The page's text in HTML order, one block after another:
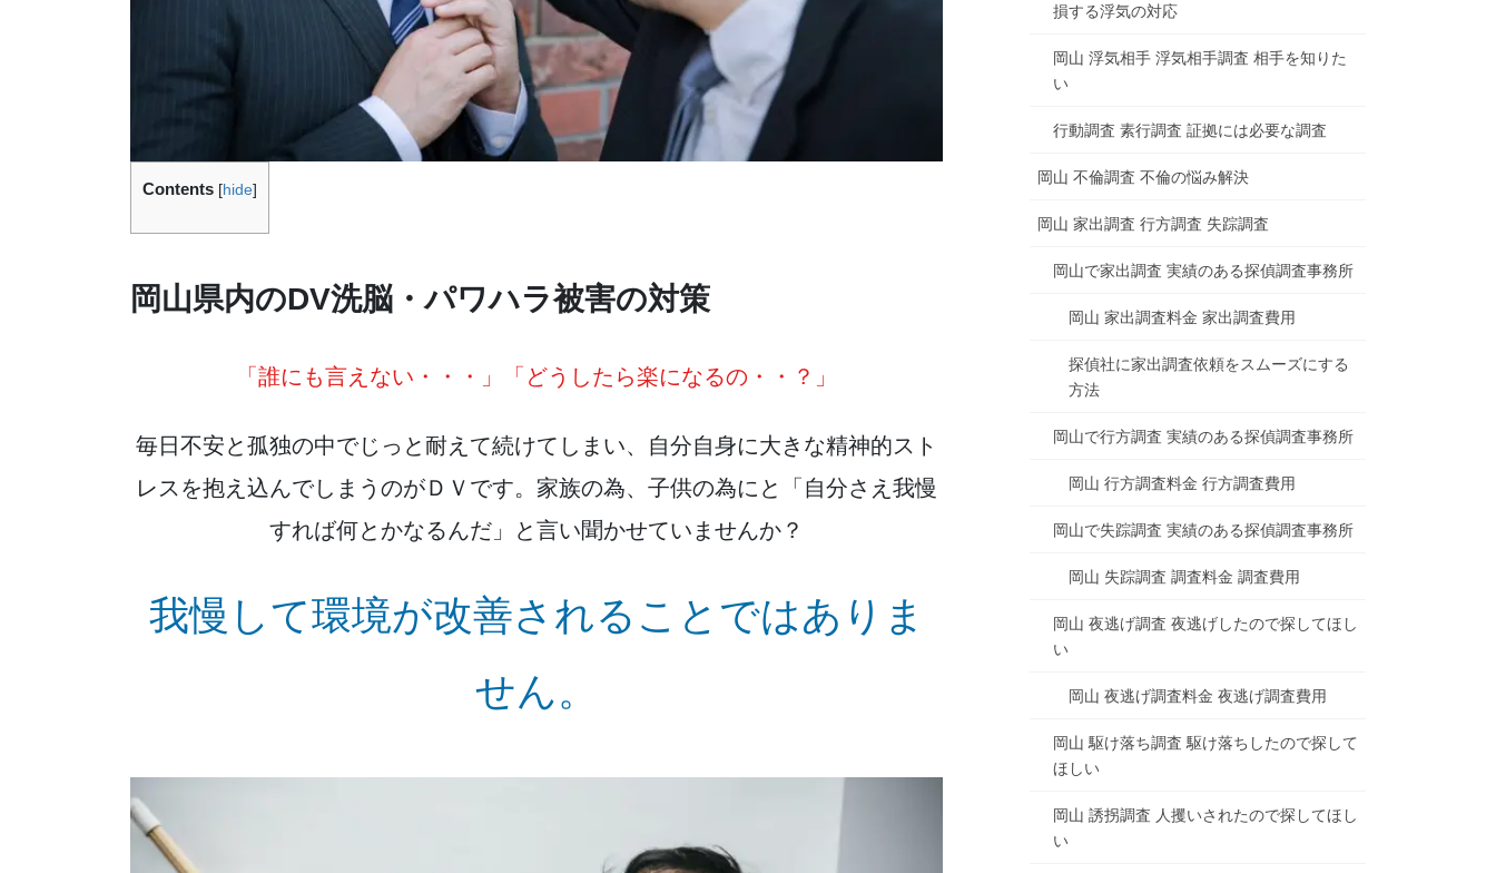
Contents [hide]
岡山県内のDV洗脳・パワハラ被害の対策
「誰にも言えない・・・」「どうしたら楽になるの・・？」
毎日不安と孤独の中でじっと耐えて続けてしまい、自分自身に大きな精神的スト
レスを抱え込んでしまうのがＤＶです。家族の為、子供の為にと「自分さえ我慢
すれば何とかなるんだ」と言い聞かせていませんか？
我慢して環境が改善されることではありま
せん。
損する浮気の対応
岡山 浮気相手 浮気相手調査 相手を知りた
い
行動調査 素行調査 証拠には必要な調査
岡山 不倫調査 不倫の悩み解決
岡山 家出調査 行方調査 失踪調査
岡山で家出調査 実績のある探偵調査事務所
岡山 家出調査料金 家出調査費用
探偵社に家出調査依頼をスムーズにする
方法
岡山で行方調査 実績のある探偵調査事務所
岡山 行方調査料金 行方調査費用
岡山で失踪調査 実績のある探偵調査事務所
岡山 失踪調査 調査料金 調査費用
岡山 夜逃げ調査 夜逃げしたので探してほし
い
岡山 夜逃げ調査料金 夜逃げ調査費用
岡山 駆け落ち調査 駆け落ちしたので探して
ほしい
岡山 誘拐調査 人攫いされたので探してほし
い